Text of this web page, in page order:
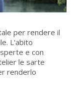
per rendere il
L'abito
e con
le sarte
renderlo